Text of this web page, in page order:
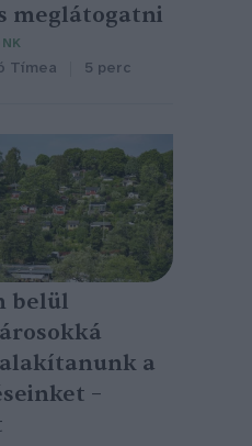
meglátogatni
Tímea 5 perc
belül
a
–